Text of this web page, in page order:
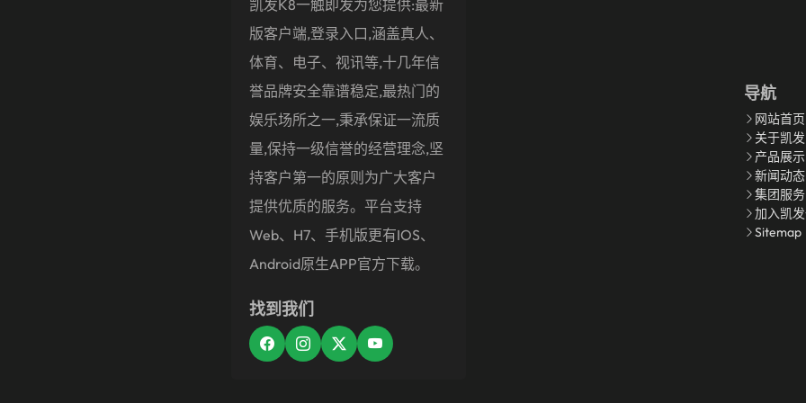
凯发k8一触即发为您提供:最新
版客户端,登录入口,涵盖真人、
体育、电子、视讯等,十几年信
誉品牌安全靠谱稳定,最热门的
娱乐场所之一,秉承保证一流质
量,保持一级信誉的经营理念,坚
持客户第一的原则为广大客户
提供优质的服务。平台支持
Web、H7、手机版更有iOS、
Android原生APP官方下载。
找到我们
导航
网站首页
关于凯
产品展示
新闻动态
集团服务
加入凯
Sitemap